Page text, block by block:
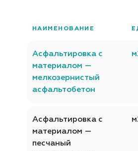
НАИМЕНОВАНИЕ
Асфальтировка с
материалом —
мелкозернистый
асфальтобетон
Асфальтировка с
материалом —
песчаный